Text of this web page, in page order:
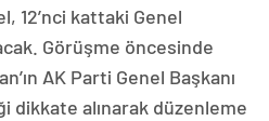
12’nci kattaki Genel
Görüşme öncesinde
AK Parti Genel Başkanı
dikkate alınarak düzenleme